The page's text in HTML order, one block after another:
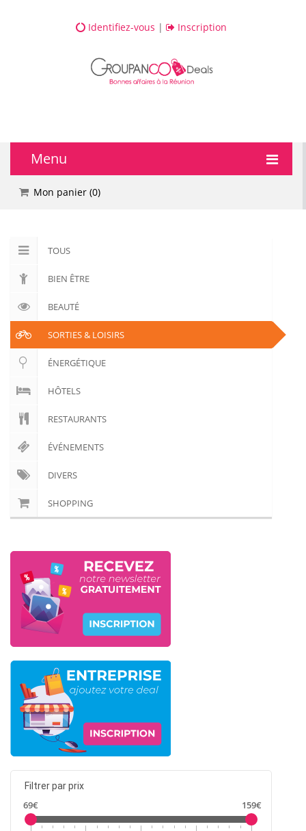
Identifiez-vous | Inscription
Menu
🔥 DEALS
💅 Beauté
🏨 Hôtels
🎈 Événements
Mon panier (0)
TOUS
BIEN ÊTRE
BEAUTÉ
SORTIES & LOISIRS
ÉNERGÉTIQUE
HÔTELS
RESTAURANTS
ÉVÉNEMENTS
DIVERS
SHOPPING
Filtrer par prix
69€ 159€